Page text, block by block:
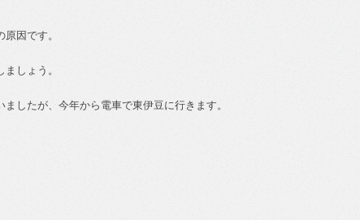
因です。
しょう。
したが、今年から電車で東伊豆に行きます。